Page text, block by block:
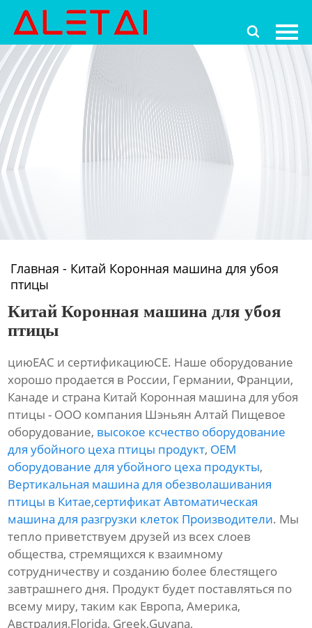

Главная
Продукция
Новости
О Hас
Контакты
Главная - Китай Коронная машина для убоя
птицы
Китай Коронная машина для убоя
птицы
циюЕАС и сертификациюСЕ. Наше оборудование
хорошо продается в России, Германии, Франции,
Канаде и страна Китай Коронная машина для убоя
птицы - ООО компания Шэньян Алтай Пищевое
оборудование, высокое ксчество оборудование
для убойного цеха птицы продукт, OEM
оборудование для убойного цеха продукты,
Вертикальная машина для обезволашивания
птицы в Китае,сертификат Автоматическая
машина для разгрузки клеток Производители. Мы
тепло приветствуем друзей из всех слоев
общества, стремящихся к взаимному
сотрудничеству и созданию более блестящего
завтрашнего дня. Продукт будет поставляться по
всему миру, таким как Европа, Америка,
Австралия,Florida, Greek,Guyana,